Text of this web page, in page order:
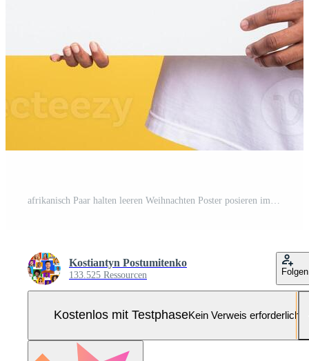
Kostiantyn Postumitenko
133.525 Ressourcen Folgen
Kostenlos mit TestphaseKein Verweis erforderlich